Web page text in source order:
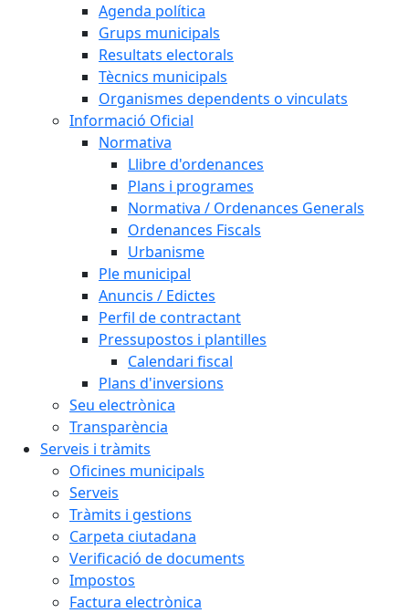
Agenda política
Grups municipals
Resultats electorals
Tècnics municipals
Organismes dependents o vinculats
Informació Oficial
Normativa
Llibre d'ordenances
Plans i programes
Normativa / Ordenances Generals
Ordenances Fiscals
Urbanisme
Ple municipal
Anuncis / Edictes
Perfil de contractant
Pressupostos i plantilles
Calendari fiscal
Plans d'inversions
Seu electrònica
Transparència
Serveis i tràmits
Oficines municipals
Serveis
Tràmits i gestions
Carpeta ciutadana
Verificació de documents
Impostos
Factura electrònica